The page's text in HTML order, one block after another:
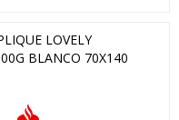
LOVELY
BLANCO 70X140